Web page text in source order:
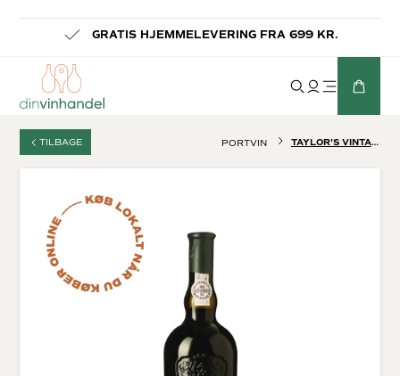
GRATIS HJEMMELEVERING FRA 699 KR.
TILBAGE PORTVIN TAYLOR'S VINTAGE PORT 2003